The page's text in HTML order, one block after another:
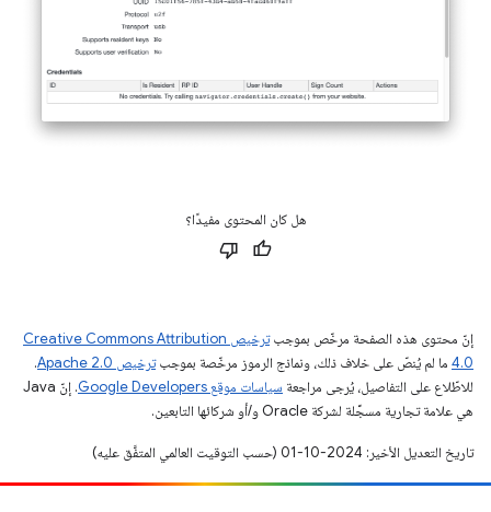
هل كان المحتوى مفيدًا؟
إنّ محتوى هذه الصفحة مرخّص بموجب
ترخيص Creative Commons Attribution
4.0‏ ما لم يُنصّ على خلاف ذلك، ونماذج الرموز مرخّصة بموجبترخيص Apache 2.0‏
.
للاطّلاع على التفاصيل، يُرجى مراجعة سياسات موقع Google Developers‏
. إنّ Java
هي علامة تجارية مسجَّلة لشركة Oracle و/أو شركائها التابعين.
تاريخ التعديل الأخير: 2024-10-01 (حسب التوقيت العالمي المتفَّق عليه)